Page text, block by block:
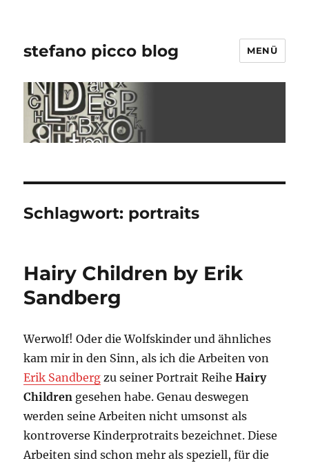
stefano picco blog MENÜ
Schlagwort: portraits
Hairy Children by Erik
Sandberg
Werwolf! Oder die Wolfskinder und ähnliches
kam mir in den Sinn, als ich die Arbeiten von
Erik Sandberg zu seiner Portrait ReiheHairy
Children gesehen habe. Genau deswegen
werden seine Arbeiten nicht umsonst als
kontroverse Kinderprotraits bezeichnet. Diese
Arbeiten sind schon mehr als speziell, für die